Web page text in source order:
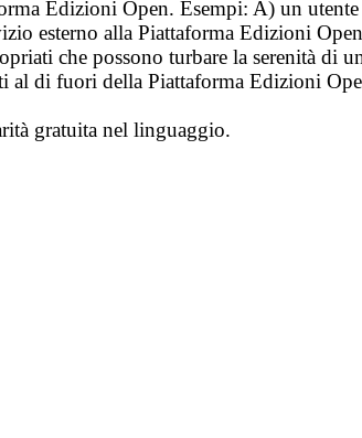
Edizioni Open. Esempi: A) un
esterno alla Piattaforma Edizioni Open
che possono turbare la serenità di
di fuori della Piattaforma Edizioni
gratuita nel linguaggio.